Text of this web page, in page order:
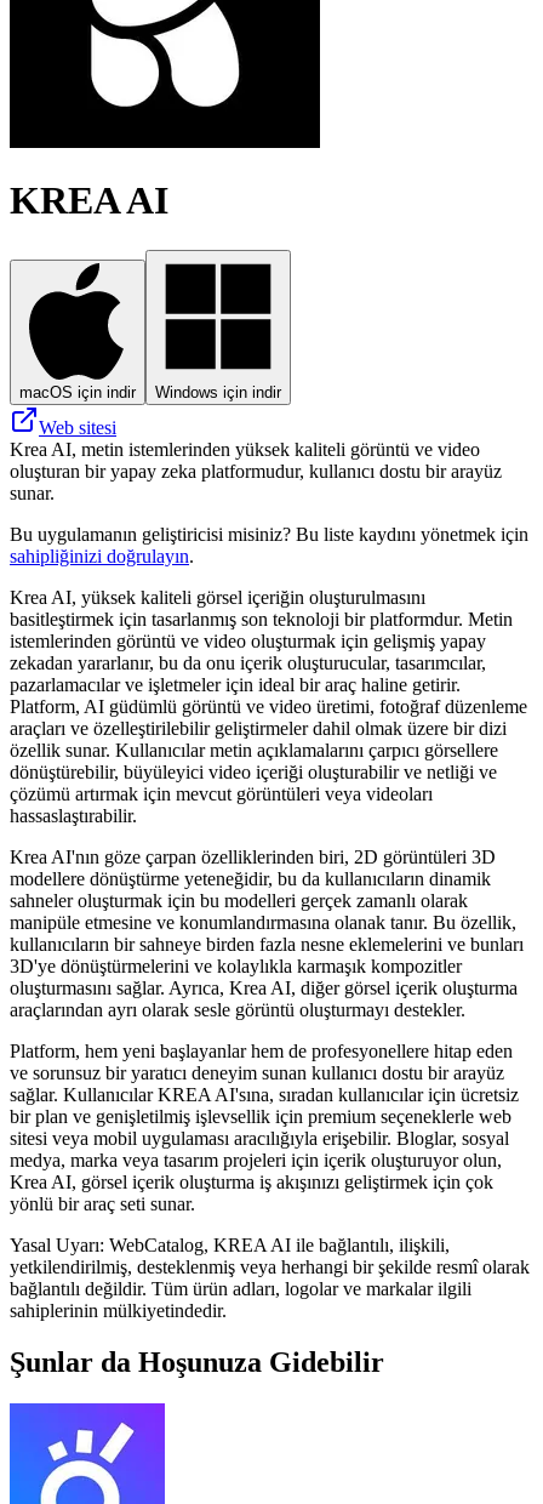
KREA AI
macOS için indir Windows için indir
Web sitesi
Krea AI, metin istemlerinden yüksek kaliteli görüntü ve video
oluşturan bir yapay zeka platformudur, kullanıcı dostu bir arayüz
sunar.
Bu uygulamanın geliştiricisi misiniz? Bu liste kaydını yönetmek için
sahipliğinizi doğrulayın.
Krea AI, yüksek kaliteli görsel içeriğin oluşturulmasını
basitleştirmek için tasarlanmış son teknoloji bir platformdur. Metin
istemlerinden görüntü ve video oluşturmak için gelişmiş yapay
zekadan yararlanır, bu da onu içerik oluşturucular, tasarımcılar,
pazarlamacılar ve işletmeler için ideal bir araç haline getirir.
Platform, AI güdümlü görüntü ve video üretimi, fotoğraf düzenleme
araçları ve özelleştirilebilir geliştirmeler dahil olmak üzere bir dizi
özellik sunar. Kullanıcılar metin açıklamalarını çarpıcı görsellere
dönüştürebilir, büyüleyici video içeriği oluşturabilir ve netliği ve
çözümü artırmak için mevcut görüntüleri veya videoları
hassaslaştırabilir.
Krea AI'nın göze çarpan özelliklerinden biri, 2D görüntüleri 3D
modellere dönüştürme yeteneğidir, bu da kullanıcıların dinamik
sahneler oluşturmak için bu modelleri gerçek zamanlı olarak
manipüle etmesine ve konumlandırmasına olanak tanır. Bu özellik,
kullanıcıların bir sahneye birden fazla nesne eklemelerini ve bunları
3D'ye dönüştürmelerini ve kolaylıkla karmaşık kompozitler
oluşturmasını sağlar. Ayrıca, Krea AI, diğer görsel içerik oluşturma
araçlarından ayrı olarak sesle görüntü oluşturmayı destekler.
Platform, hem yeni başlayanlar hem de profesyonellere hitap eden
ve sorunsuz bir yaratıcı deneyim sunan kullanıcı dostu bir arayüz
sağlar. Kullanıcılar KREA AI'sına, sıradan kullanıcılar için ücretsiz
bir plan ve genişletilmiş işlevsellik için premium seçeneklerle web
sitesi veya mobil uygulaması aracılığıyla erişebilir. Bloglar, sosyal
medya, marka veya tasarım projeleri için içerik oluşturuyor olun,
Krea AI, görsel içerik oluşturma iş akışınızı geliştirmek için çok
yönlü bir araç seti sunar.
Yasal Uyarı: WebCatalog, KREA AI ile bağlantılı, ilişkili,
yetkilendirilmiş, desteklenmiş veya herhangi bir şekilde resmî olarak
bağlantılı değildir. Tüm ürün adları, logolar ve markalar ilgili
sahiplerinin mülkiyetindedir.
Şunlar da Hoşunuza Gidebilir